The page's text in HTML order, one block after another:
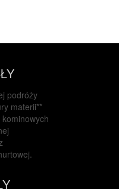
podróży
materii**